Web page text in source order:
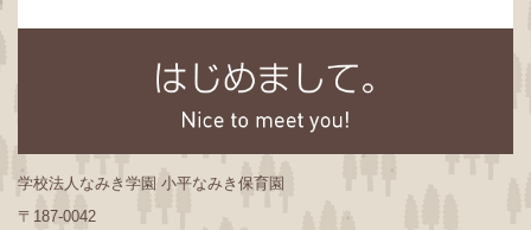
学校法人なみき学園 小平なみき保育園
〒187-0042